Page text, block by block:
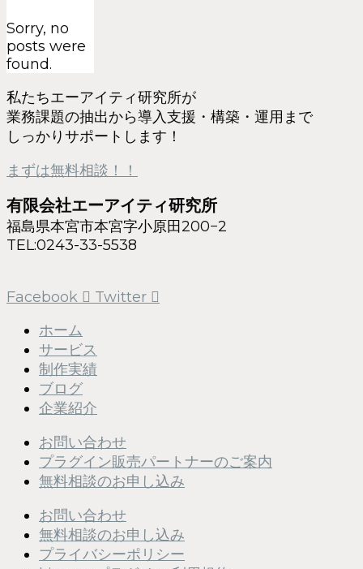
Sorry, no
posts were
found.
私たちエーアイティ研究所が
業務課題の抽出から導入支援・構築・運用まで
しっかりサポートします！
まずは無料相談！！
有限会社エーアイティ研究所
福島県本宮市本宮字小原田200−2
TEL:0243-33-5538
Facebook
Twitter
ホーム
サービス
制作実績
ブログ
企業紹介
お問い合わせ
プラグイン販売パートナーのご案内
無料相談のお申し込み
お問い合わせ
無料相談のお申し込み
プライバシーポリシー